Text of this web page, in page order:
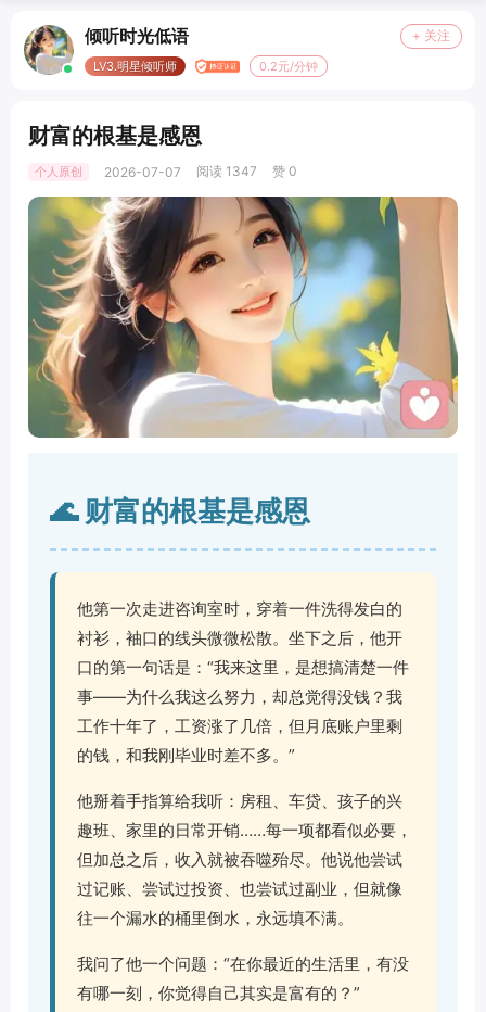
倾听时光低语 + 关注
LV3.明星倾听师 0.2元/分钟
财富的根基是感恩
个人原创 2026-07-07 阅读 1347 赞 0
🌊 财富的根基是感恩
他第一次走进咨询室时，穿着一件洗得发白的
衬衫，袖口的线头微微松散。坐下之后，他开
口的第一句话是：“我来这里，是想搞清楚一件
事——为什么我这么努力，却总觉得没钱？我
工作十年了，工资涨了几倍，但月底账户里剩
的钱，和我刚毕业时差不多。”
他掰着手指算给我听：房租、车贷、孩子的兴
趣班、家里的日常开销……每一项都看似必要，
但加总之后，收入就被吞噬殆尽。他说他尝试
过记账、尝试过投资、也尝试过副业，但就像
往一个漏水的桶里倒水，永远填不满。
我问了他一个问题：“在你最近的生活里，有没
有哪一刻，你觉得自己其实是富有的？”